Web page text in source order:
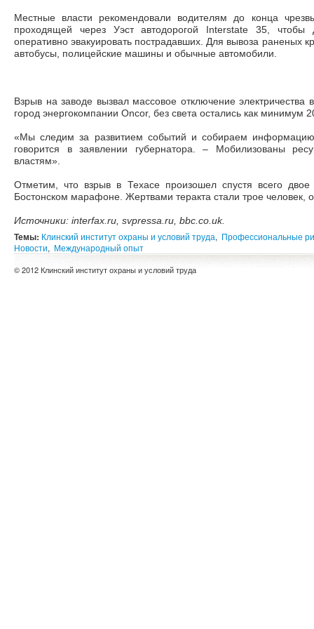
Местные власти рекомендовали водителям до конца
проходящей через Уэст автодорогой Interstate 35, чтобы
оперативно эвакуировать пострадавших. Для вывоза раненых
автобусы, полицейские машины и обычные автомобили.
Взрыв на заводе вызвал массовое отключение
город энергокомпании Oncor, без света остались как минимум
«Мы следим за развитием событий и собираем
говорится в заявлении губернатора. – Мобилизованы
властям».
Отметим, что взрыв в Техасе произошел спустя всего двое
Бостонском марафоне. Жертвами теракта стали трое человек,
Источники: interfax.ru, svpressa.ru, bbc.co.uk.
Темы: Клинский институт охраны и условий труда, Профессиональные
Новости, Международный опыт
© 2012 Клинский институт охраны и условий труда